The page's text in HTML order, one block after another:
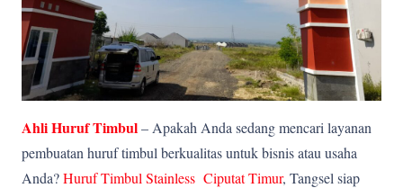
Ahli Huruf Timbul– Apakah Anda sedang mencari layanan
pembuatan huruf timbul berkualitas untuk bisnis atau usaha
Anda?Huruf Timbul Stainless Ciputat Timur, Tangsel siap